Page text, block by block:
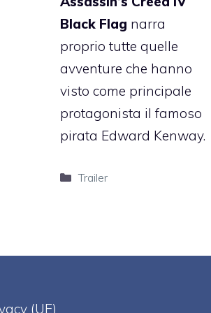
Black Flag narra
proprio tutte quelle
avventure che hanno
visto come principale
protagonista il famoso
pirata Edward Kenway.
Categorie
Trailer
(UE)